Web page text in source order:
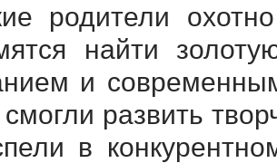
родители
найти
и
смогли развить
в